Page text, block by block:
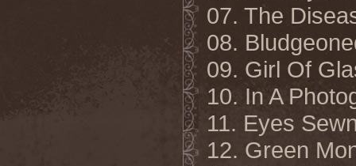
07. The
08.
09. Girl Of
10. In A
11. Eyes
12. Green